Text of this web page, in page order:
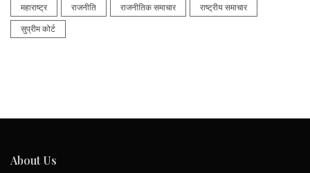
महाराष्ट्र राजनीति राजनीतिक समाचार राष्ट्रीय समाचार
सुप्रीम कोर्ट
About Us